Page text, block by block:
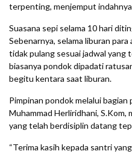
terpenting, menjemput indahnya
Suasana sepi selama 10 hari
Sebenarnya, selama liburan
tidak pulang sesuai jadwal yang
biasanya pondok dipadati
begitu kentara saat liburan.
Pimpinan pondok melalui
Muhammad Herliridhani, S.Kom,
yang telah berdisiplin datang
“Terima kasih kepada santri